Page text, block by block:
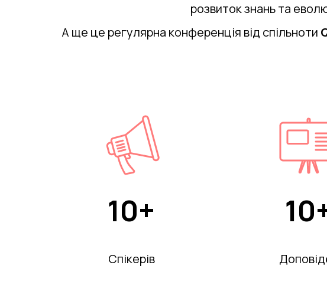
розвиток знань та
А ще це регулярна конференція від спільноти
10+
Спікерів